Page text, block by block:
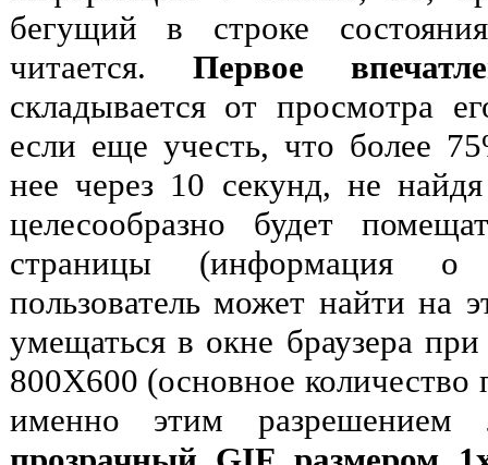
бегущий в строке
читается. Первое
складывается от просмотра
если еще учесть, что более
нее через 10 секунд, не
целесообразно будет
страницы (информация
пользователь может найти на
умещаться в окне браузера
800Х600 (основное количество
именно этим